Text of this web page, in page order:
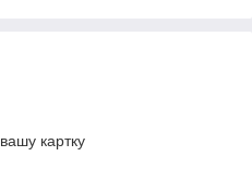
картку